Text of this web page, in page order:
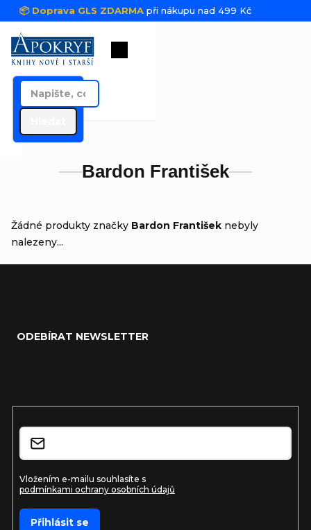
Přejít na obsah
📦 Doprava GLS ZDARMA při nákupu nad 499 Kč
Nákupní košík
Bardon František
Žádné produkty značky Bardon František nebyly
nalezeny...
ODEBÍRAT NEWSLETTER
Vložením e-mailu souhlasíte s
podmínkami ochrany osobních údajů
Přihlásit se